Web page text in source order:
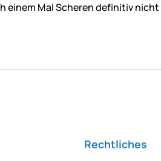
einem Mal Scheren definitiv
Rechtliches